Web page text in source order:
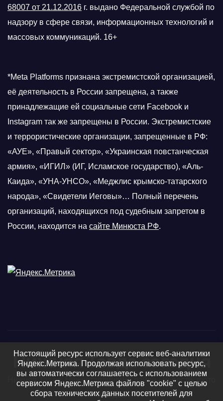
68007 от 21.12.2016 г. выдано Федеральной службой по
надзору в сфере связи, информационных технологий и
массовых коммуникаций. 16+
*Meta Platforms признана экстремистской организацией,
её деятельность в России запрещена, а также
принадлежащие ей социальные сети Facebook и
Instagram так же запрещены в России. Экстремистские
и террористические организации, запрещенные в РФ:
«АУЕ», «Правый сектор», «Украинская повстанческая
армия», «ИГИЛ» (ИГ, Исламское государство), «Аль-
Каида», «УНА-УНСО», «Меджлис крымско-татарского
народа», «Свидетели Иеговы»… Полный перечень
организаций, находящихся под судебным запретом в
России, находится на сайте Минюста РФ.
Нижняя Тавда сегодня
Нижняя Тавда, Нижнетавдинский район - новости, фото
и видео
Настоящий ресурс использует сервис веб-аналитики
Яндекс.Метрика. Продолжая использовать ресурс,
вы автоматически соглашаетесь с использованием
сервисом Яндекс.Метрика файлов "cookie" с целью
сбора технических данных посетителей для